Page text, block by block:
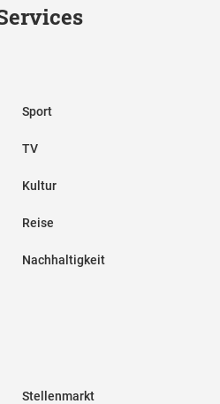
Sport
TV
Kultur
Reise
Nachhaltigkeit
Stellenmarkt